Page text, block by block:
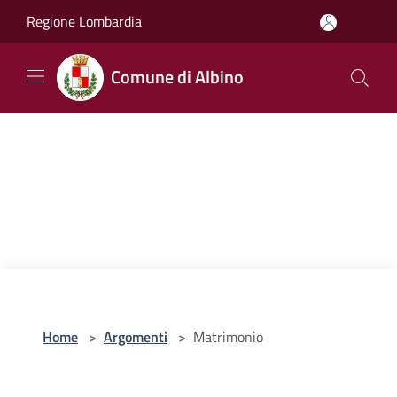
Regione Lombardia
Comune di Albino
Home > Argomenti > Matrimonio